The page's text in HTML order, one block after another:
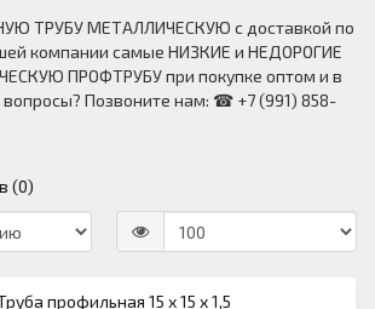
ТРУБУ МЕТАЛЛИЧЕСКУЮ с доставкой по
компании самые НИЗКИЕ и НЕДОРОГИЕ
ПРОФТРУБУ при покупке оптом и в
вопросы? Позвоните нам: ☎ +7 (991) 858-
(0)